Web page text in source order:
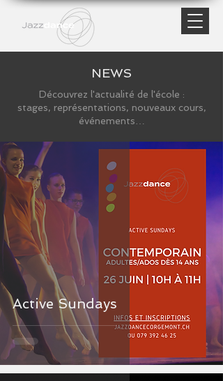
NEWS
Découvrez l'actualité de l'école :
stages, représentations, nouveaux cours,
événements…
Active Sundays